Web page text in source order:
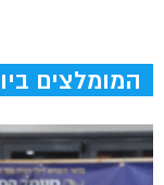
המומלצים